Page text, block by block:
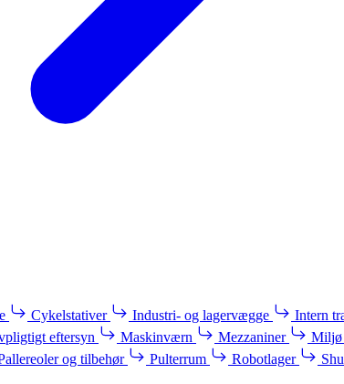
Cykelstativer Industri- og lagervægge Intern
eftersyn Maskinværn Mezzaniner Miljø
og tilbehør Pulterrum Robotlager